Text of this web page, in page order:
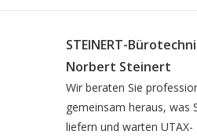
Fax-Server-Schnittstelle
STEINERT-
Norbert Steinert
Wir beraten Sie
gemeinsam heraus, was
liefern und warten UTAX-